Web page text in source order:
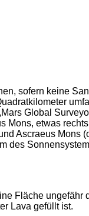
sofern keine
Global
Mons, etwas
Ascraeus Mons
des
Fläche ungefähr
Lava gefüllt ist.